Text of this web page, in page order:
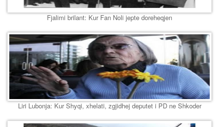
Fjalimi brilant: Kur Fan Noli jepte doreheqjen
Liri Lubonja: Kur Shyqi, xhelati, zgjidhej deputet i PD ne Shkoder